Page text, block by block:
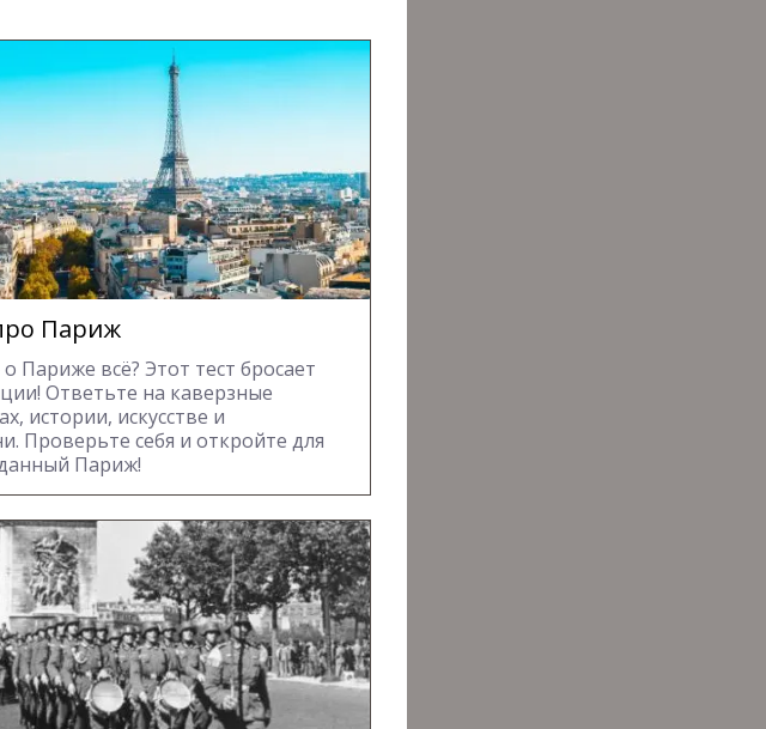
Париж
Париже всё? Этот тест бросает
Ответьте на каверзные
истории, искусстве и
Проверьте себя и откройте для
Париж!